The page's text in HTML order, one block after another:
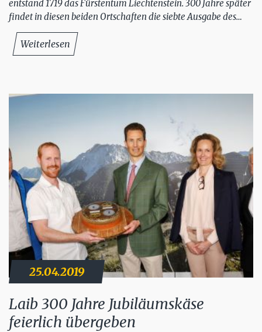
entstand 1719 das Fürstentum Liechtenstein. 300 Jahre später
findet in diesen beiden Ortschaften die siebte Ausgabe des…
Weiterlesen
25.04.2019
Laib 300 Jahre Jubiläumskäse
feierlich übergeben